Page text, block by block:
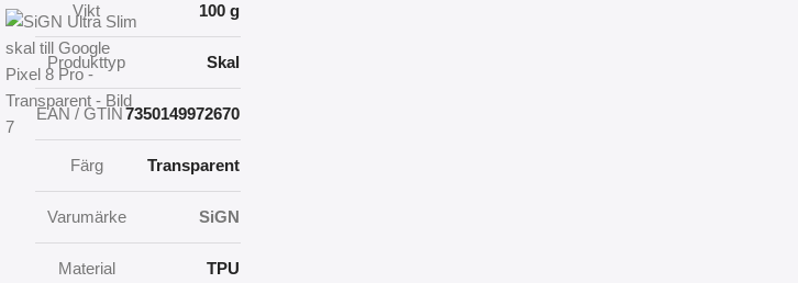
Vikt 100 g
Produkttyp Skal
EAN / GTIN7350149972670
Färg Transparent
Varumärke SiGN
Material TPU